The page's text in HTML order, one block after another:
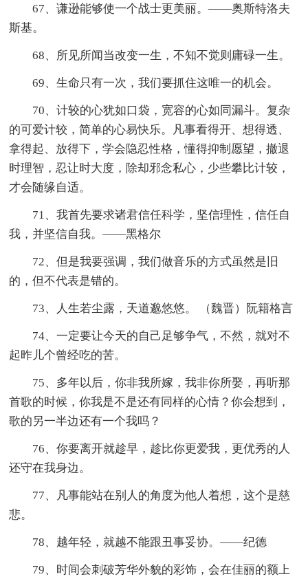
67、谦逊能够使一个战士更美丽。——奥斯特洛夫
斯基。
68、所见所闻当改变一生，不知不觉则庸碌一生。
69、生命只有一次，我们要抓住这唯一的机会。
70、计较的心犹如口袋，宽容的心如同漏斗。复杂
的可爱计较，简单的心易快乐。凡事看得开、想得透、
拿得起、放得下，学会隐忍性格，懂得抑制愿望，撤退
时理智，忍让时大度，除却邪念私心，少些攀比计较，
才会随缘自适。
71、我首先要求诸君信任科学，坚信理性，信任自
我，并坚信自我。——黑格尔
72、但是我要强调，我们做音乐的方式虽然是旧
的，但不代表是错的。
73、人生若尘露，天道邈悠悠。 （魏晋）阮籍格言
74、一定要让今天的自己足够争气，不然，就对不
起昨儿个曾经吃的苦。
75、多年以后，你非我所嫁，我非你所娶，再听那
首歌的时候，你我是不是还有同样的心情？你会想到，
歌的另一半边还有一个我吗？
76、你要离开就趁早，趁比你更爱我，更优秀的人
还守在我身边。
77、凡事能站在别人的角度为他人着想，这个是慈
悲。
78、越年轻，就越不能跟丑事妥协。——纪德
79、时间会刺破芳华外貌的彩饰，会在佳丽的额上